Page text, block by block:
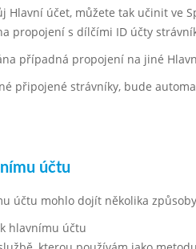
Hlavní účet, můžete tak učinit ve
propojení s dílčími ID účty
případná propojení na jiné
připojené strávníky, bude
účtu
účtu mohlo dojít několika
hlavnímu účtu